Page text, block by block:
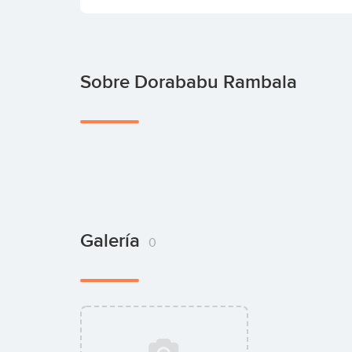
Sobre Dorababu Rambala
Galería 0